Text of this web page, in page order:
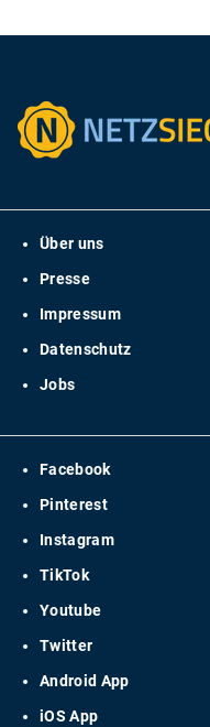
Über uns
Presse
Impressum
Datenschutz
Jobs
Facebook
Pinterest
Instagram
TikTok
Youtube
Twitter
Android App
iOS App